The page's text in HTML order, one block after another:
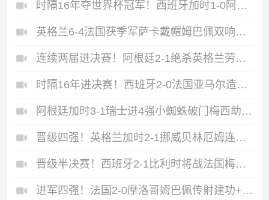
时隔16年夺世界杯冠军！西班牙加时1-0阿根廷费兰制胜恩佐染红
英格兰6-4法国获季军萨卡戴帽姆巴佩双响创纪录奥利塞2助+失良机
连续两届进决赛！阿根廷2-1绝杀英格兰劳塔罗恩佐破门梅西两助攻
时隔16年进决赛！西班牙2-0法国亚马尔造点奥亚萨瓦尔、波罗破门
阿根廷加时3-1瑞士进4强小蜘蛛破门梅西助攻麦卡恩博洛假摔染红
晋级四强！英格兰加时2-1挪威贝林厄姆连场双响谢尔德鲁普破门
晋级半决赛！西班牙2-1比利时将战法国梅里诺替补绝杀拉门斯送礼
进军四强！法国2-0摩洛哥姆巴佩传射建功+失点登贝莱贴地斩